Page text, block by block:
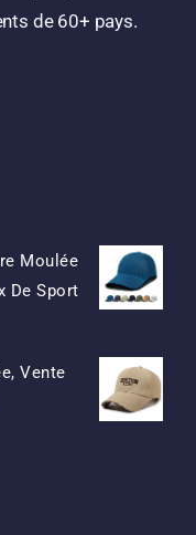
de 60+ pays.
Moulée
De Sport
Vente